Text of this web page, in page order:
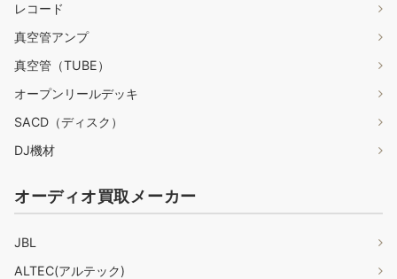
レコード
真空管アンプ
真空管（TUBE）
オープンリールデッキ
SACD（ディスク）
DJ機材
オーディオ買取メーカー
JBL
ALTEC(アルテック)